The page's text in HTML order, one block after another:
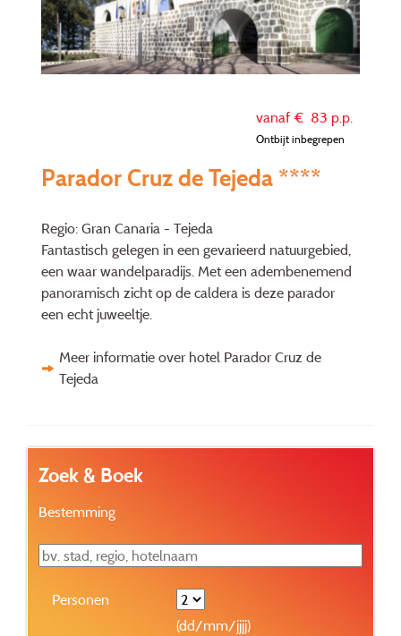
vanaf € 83 p.p.
Ontbijt inbegrepen
Parador Cruz de Tejeda ****
Regio: Gran Canaria - Tejeda
Fantastisch gelegen in een gevarieerd natuurgebied,
een waar wandelparadijs. Met een adembenemend
panoramisch zicht op de caldera is deze parador
een echt juweeltje.
Meer informatie over hotel Parador Cruz de
Tejeda
Zoek & Boek
Bestemming
Personen
(dd/mm/jjjj)